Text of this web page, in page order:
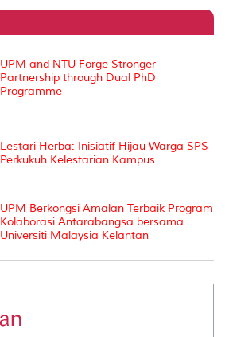
l
L
n
P
e
s
t
UPM and NTU Forge Stronger
Partnership through Dual PhD
Programme
Lestari Herba: Inisiatif Hijau Warga SPS
Perkukuh Kelestarian Kampus
UPM Berkongsi Amalan Terbaik Program
Kolaborasi Antarabangsa bersama
Universiti Malaysia Kelantan